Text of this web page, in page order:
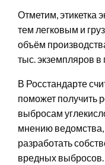
Отметим, этикетка
тем легковым и
объём
тыс. экземпляров в
В Росстандарте
поможет получить
выбросам
мнению ведомства,
разработать
вредных